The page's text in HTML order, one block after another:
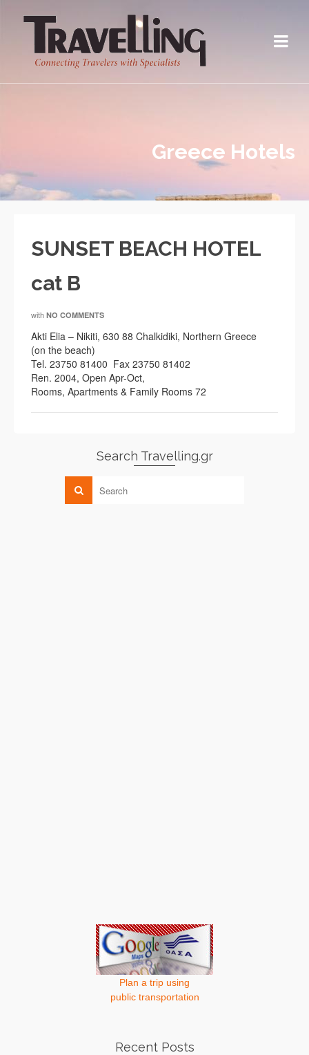
Greece Hotels
SUNSET BEACH HOTEL
cat B
with NO COMMENTS
Akti Elia – Nikiti, 630 88 Chalkidiki, Northern Greece
(on the beach)
Tel. 23750 81400 Fax 23750 81402
Ren. 2004, Open Apr-Oct,
Rooms, Apartments & Family Rooms 72
Search Travelling.gr
Plan a trip using
public transportation
Recent Posts